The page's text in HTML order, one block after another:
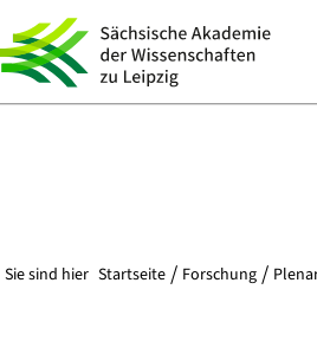
Sie sind hier Startseite Forschung